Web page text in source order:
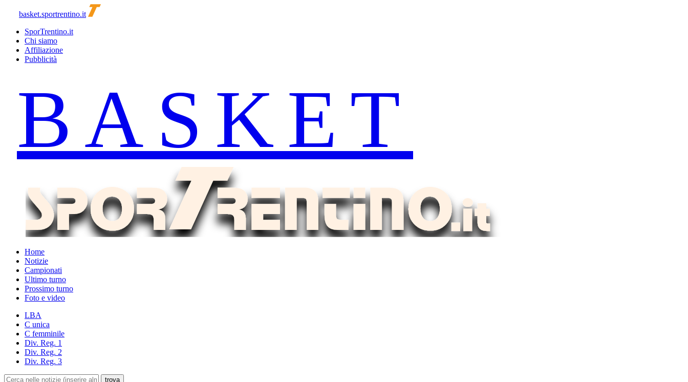
basket.sportrentino.it
SporTrentino.it
Chi siamo
Affiliazione
Pubblicità
Home
Notizie
Campionati
Ultimo turno
Prossimo turno
Foto e video
LBA
C unica
C femminile
Div. Reg. 1
Div. Reg. 2
Div. Reg. 3